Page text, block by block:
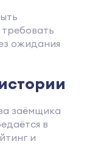
ожидания
заёмщика
в
и